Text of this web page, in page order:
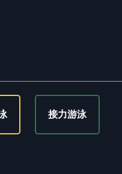
接力游泳